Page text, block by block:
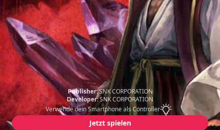
Publisher:SNK CORPORATION
Developer:SNK CORPORATION
Verwende dein Smartphone als Controller
Jetzt spielen